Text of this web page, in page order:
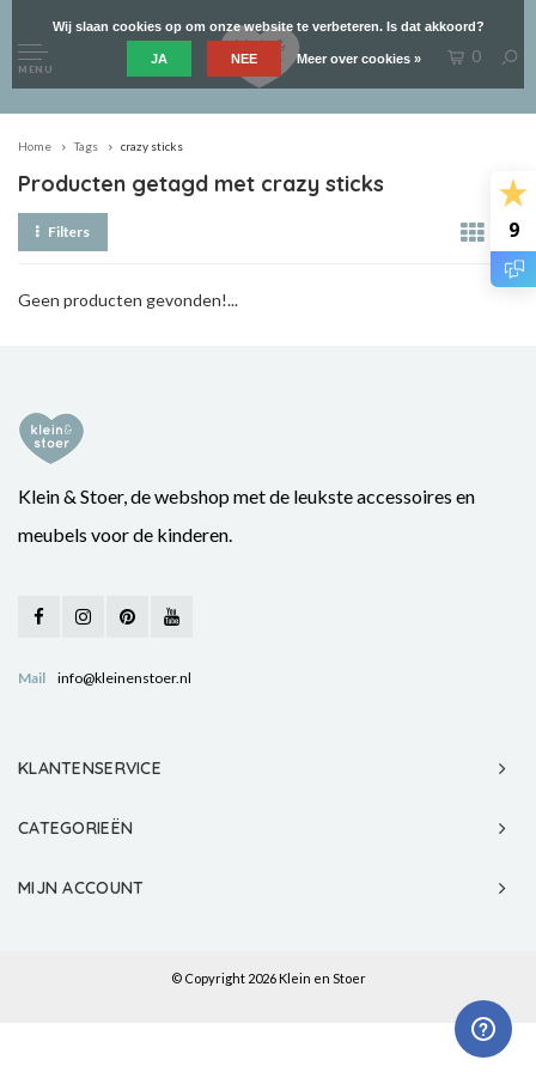
9
MENU
0
Home Tags crazy sticks
Producten getagd met crazy sticks
Filters
Geen producten gevonden!...
Klein & Stoer, de webshop met de leukste accessoires en
meubels voor de kinderen.
Mail info@kleinenstoer.nl
KLANTENSERVICE
CATEGORIEËN
MIJN ACCOUNT
© Copyright 2026 Klein en Stoer
Wij slaan cookies op om onze website te verbeteren. Is dat akkoord?
JA NEE Meer over cookies »